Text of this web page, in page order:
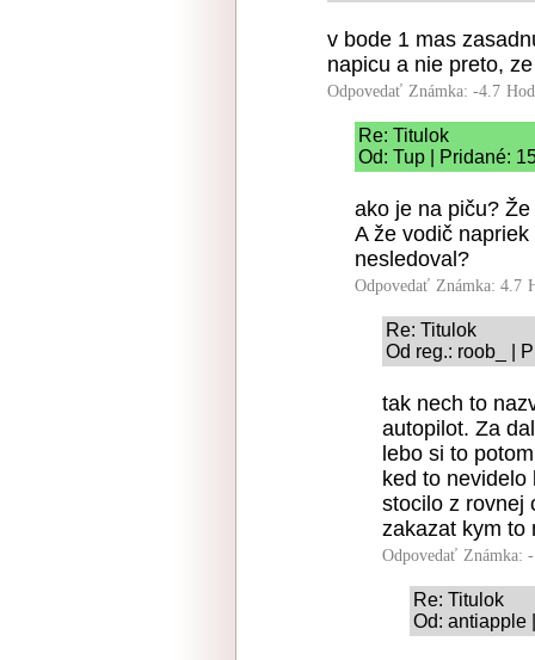
v bode 1 mas
napicu a nie preto,
Odpovedať Známka: -4.7
Re: Titulok
Od: Tup | Pridané:
ako je na piču?
A že vodič
nesledoval?
Odpovedať Známka: 4.7
Re: Titulok
Od reg.: roob_ |
tak nech to
autopilot. Za
lebo si to
ked to
stocilo z rovnej
zakazat kym to
Odpovedať Známka:
Re: Titulok
Od: antiapple